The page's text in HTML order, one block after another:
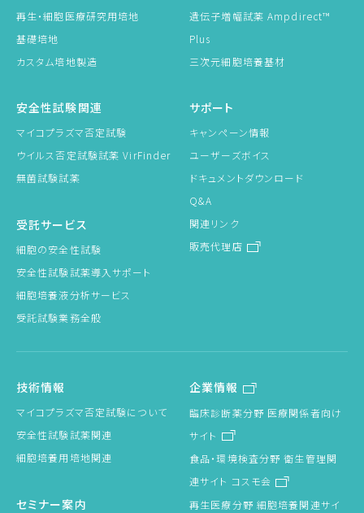
再生・細胞医療研究用培地
基礎培地
カスタム培地製造
安全性試験関連
マイコプラズマ否定試験
ウイルス否定試験試薬 VirFinder
無菌試験試薬
受託サービス
細胞の安全性試験
安全性試験試薬導入サポート
細胞培養液分析サービス
受託試験業務全般
遺伝子増幅試薬 Ampdirect™
Plus
三次元細胞培養基材
サポート
キャンペーン情報
ユーザーズボイス
ドキュメントダウンロード
Q&A
関連リンク
販売代理店
技術情報
マイコプラズマ否定試験について
安全性試験試薬関連
細胞培養用培地関連
セミナー案内
企業情報
臨床診断薬分野 医療関係者向け
サイト
食品・環境検査分野 衛生管理関
連サイト コスモ会
再生医療分野 細胞培養関連サイ